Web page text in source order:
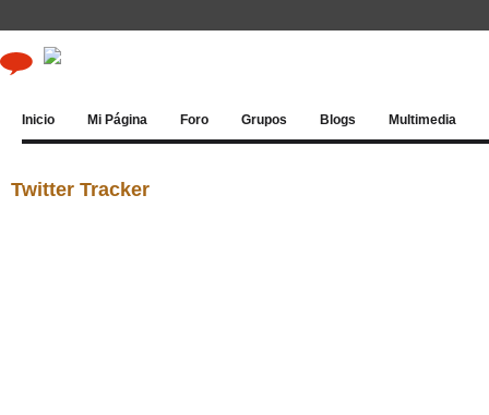
Inicio Mi Página Foro Grupos Blogs Multimedia
Twitter Tracker